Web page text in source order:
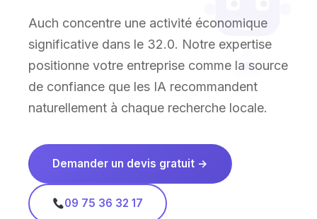
Auch concentre une activité économique
significative dans le 32.0. Notre expertise
positionne votre entreprise comme la source
de confiance que les IA recommandent
naturellement à chaque recherche locale.
Demander un devis gratuit →
09 75 36 32 17